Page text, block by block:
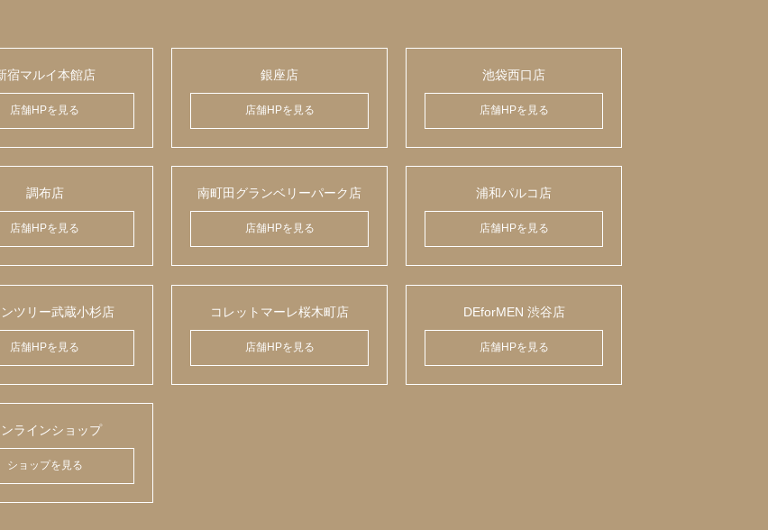
宿マルイ本館店
店舗HPを見る
銀座店
店舗HPを見る
池袋西口店
店舗HPを見る
調布店
店舗HPを見る
南町田グランベリーパーク店
店舗HPを見る
浦和パルコ店
店舗HPを見る
ツリー武蔵小杉店
店舗HPを見る
コレットマーレ桜木町店
店舗HPを見る
DEforMEN 渋谷店
店舗HPを見る
ラインショップ
ショップを見る